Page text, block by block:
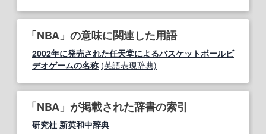
「NBA」の意味に関連した用語
2002年に発売された任天堂によるバスケットボールビ
デオゲームの名称 (英語表現辞典)
「NBA」が掲載された辞書の索引
研究社 新英和中辞典